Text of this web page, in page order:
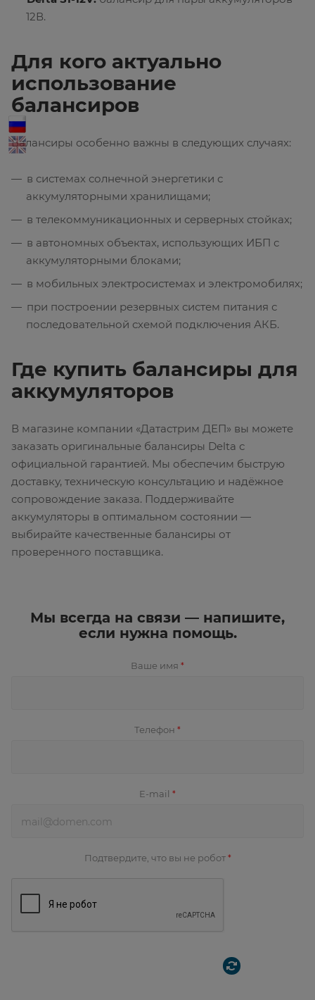
12В.
Для кого актуально
использование
балансиров
Балансиры особенно важны в следующих случаях:
в системах солнечной энергетики с
аккумуляторными хранилищами;
в телекоммуникационных и серверных стойках;
в автономных объектах, использующих ИБП с
аккумуляторными блоками;
в мобильных электросистемах и электромобилях;
при построении резервных систем питания с
последовательной схемой подключения АКБ.
Где купить балансиры для
аккумуляторов
В магазине компании «Датастрим ДЕП» вы можете
заказать оригинальные балансиры Delta с
официальной гарантией. Мы обеспечим быструю
доставку, техническую консультацию и надёжное
сопровождение заказа. Поддерживайте
аккумуляторы в оптимальном состоянии —
выбирайте качественные балансиры от
проверенного поставщика.
Мы всегда на связи — напишите,
если нужна помощь.
Ваше имя *
Телефон *
E-mail *
Подтвердите, что вы не робот *